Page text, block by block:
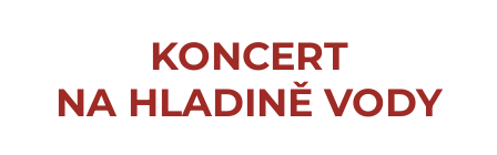
KONCERT
NA HLADINĚ VODY